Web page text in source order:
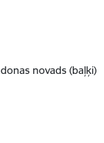
novads (baļķi)